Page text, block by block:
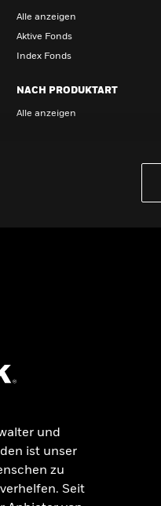
Alle anzeigen
Aktive Fonds
Index Fonds
NACH PRODUKTART
Alle anzeigen
und
ist unser
zu
Seit